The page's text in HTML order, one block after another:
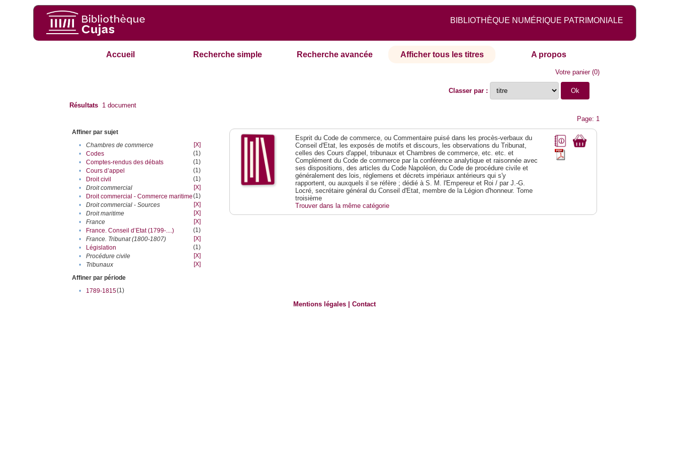
BIBLIOTHÈQUE NUMÉRIQUE PATRIMONIALE
Accueil Recherche simple Recherche avancée Afficher tous les titres A propos
Votre panier(0)
Classer par :
Résultats 1 document
Page: 1
Affiner par sujet
•
Chambres de commerce
[X]
•
Codes
(1)
•
Comptes-rendus des débats
(1)
•
Cours d’appel
(1)
•
Droit civil
(1)
•
Droit commercial
[X]
•
Droit commercial - Commerce maritime(1)
•
Droit commercial - Sources
[X]
•
Droit maritime
[X]
•
France
[X]
•
France. Conseil d’Etat (1799-....)
(1)
•
France. Tribunat (1800-1807)
[X]
•
Législation
(1)
•
Procédure civile
[X]
•
Tribunaux
[X]
Affiner par période
•
1789-1815(1)
Esprit du Code de commerce, ou Commentaire puisé dans les procès-verbaux du
Conseil d'Etat, les exposés de motifs et discours, les observations du Tribunat,
celles des Cours d'appel, tribunaux et Chambres de commerce, etc. etc. et
Complément du Code de commerce par la conférence analytique et raisonnée avec
ses dispositions, des articles du Code Napoléon, du Code de procédure civile et
généralement des lois, réglemens et décrets impériaux antérieurs qui s'y
rapportent, ou auxquels il se réfère ; dédié à S. M. l'Empereur et Roi / par J.-G.
Locré, secrétaire général du Conseil d'Etat, membre de la Légion d'honneur. Tome
troisième
Trouver dans la même catégorie
Mentions légales |Contact